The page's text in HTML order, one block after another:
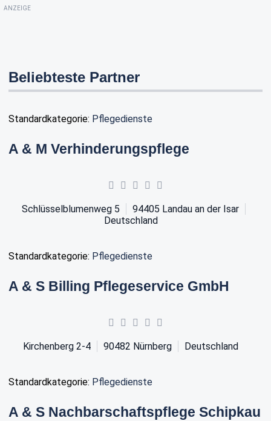
ANZEIGE
Beliebteste Partner
Standardkategorie: Pflegedienste
A & M Verhinderungspflege
Schlüsselblumenweg 5 94405 Landau an der Isar
Deutschland
Standardkategorie: Pflegedienste
A & S Billing Pflegeservice GmbH
Kirchenberg 2-4 90482 Nürnberg Deutschland
Standardkategorie: Pflegedienste
A & S Nachbarschaftspflege Schipkau